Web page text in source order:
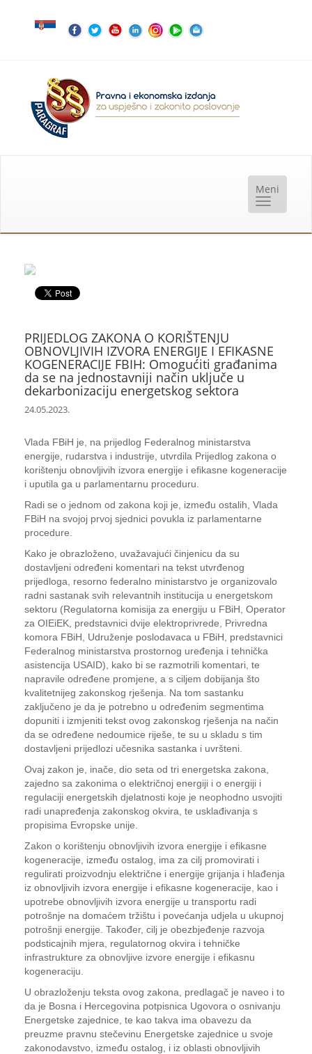
PRIJEDLOG ZAKONA O KORIŠTENJU
OBNOVLJIVIH IZVORA ENERGIJE I EFIKASNE
KOGENERACIJE FBIH: Omogućiti građanima
da se na jednostavniji način uključe u
dekarbonizaciju energetskog sektora
24.05.2023.
Vlada FBiH je, na prijedlog Federalnog ministarstva
energije, rudarstva i industrije, utvrdila Prijedlog zakona o
korištenju obnovljivih izvora energije i efikasne kogeneracije
i uputila ga u parlamentarnu proceduru.
Radi se o jednom od zakona koji je, između ostalih, Vlada
FBiH na svojoj prvoj sjednici povukla iz parlamentarne
procedure.
Kako je obrazloženo, uvažavajući činjenicu da su
dostavljeni određeni komentari na tekst utvrđenog
prijedloga, resorno federalno ministarstvo je organizovalo
radni sastanak svih relevantnih institucija u energetskom
sektoru (Regulatorna komisija za energiju u FBiH, Operator
za OIEiEK, predstavnici dvije elektroprivrede, Privredna
komora FBiH, Udruženje poslodavaca u FBiH, predstavnici
Federalnog ministarstva prostornog uređenja i tehnička
asistencija USAID), kako bi se razmotrili komentari, te
napravile određene promjene, a s ciljem dobijanja što
kvalitetnijeg zakonskog rješenja. Na tom sastanku
zaključeno je da je potrebno u određenim segmentima
dopuniti i izmjeniti tekst ovog zakonskog rješenja na način
da se određene nedoumice riješe, te su u skladu s tim
dostavljeni prijedlozi učesnika sastanka i uvršteni.
Ovaj zakon je, inače, dio seta od tri energetska zakona,
zajedno sa zakonima o električnoj energiji i o energiji i
regulaciji energetskih djelatnosti koje je neophodno usvojiti
radi unapređenja zakonskog okvira, te usklađivanja s
propisima Evropske unije.
Zakon o korištenju obnovljivih izvora energije i efikasne
kogeneracije, između ostalog, ima za cilj promovirati i
regulirati proizvodnju električne i energije grijanja i hlađenja
iz obnovljivih izvora energije i efikasne kogeneracije, kao i
upotrebe obnovljivih izvora energije u transportu radi
potrošnje na domaćem tržištu i povećanja udjela u ukupnoj
potrošnji energije. Također, cilj je obezbjeđenje razvoja
podsticajnih mjera, regulatornog okvira i tehničke
infrastrukture za obnovljive izvore energije i efikasnu
kogeneraciju.
U obrazloženju teksta ovog zakona, predlagač je naveo i to
da je Bosna i Hercegovina potpisnica Ugovora o osnivanju
Energetske zajednice, te kao takva ima obavezu da
preuzme pravnu stečevinu Energetske zajednice u svoje
zakonodavstvo, između ostalog, i iz oblasti obnovljivih